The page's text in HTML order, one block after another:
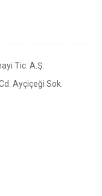
Tic. A.Ş.
Ayçiçeği Sok.